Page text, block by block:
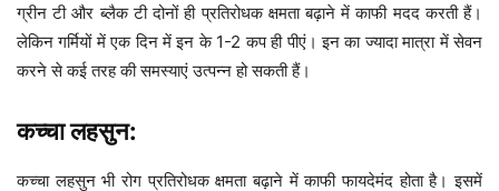
ग्रीन टी और ब्लैक टी दोनों ही प्रतिरोधक क्षमता बढ़ाने में काफी मदद करती हैं।
लेकिन गर्मियों में एक दिन में इन के 1-2 कप ही पीएं। इन का ज्यादा मात्रा में सेवन
करने से कई तरह की समस्याएं उत्पन्न हो सकती हैं।
कच्चा लहसुन:
कच्चा लहसुन भी रोग प्रतिरोधक क्षमता बढ़ाने में काफी फायदेमंद होता है। इसमें